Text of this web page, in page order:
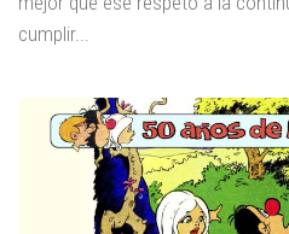
cumplir...